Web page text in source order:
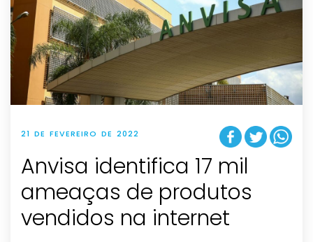
21 DE FEVEREIRO DE 2022
Anvisa identifica 17 mil
ameaças de produtos
vendidos na internet